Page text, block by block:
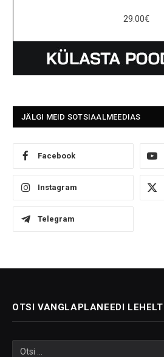
29.00€
JÄLGI MEID SOTSIAALMEEDIAS
Facebook
Instagram
Telegram
OTSI VANGLAPLANEEDI LEHELT